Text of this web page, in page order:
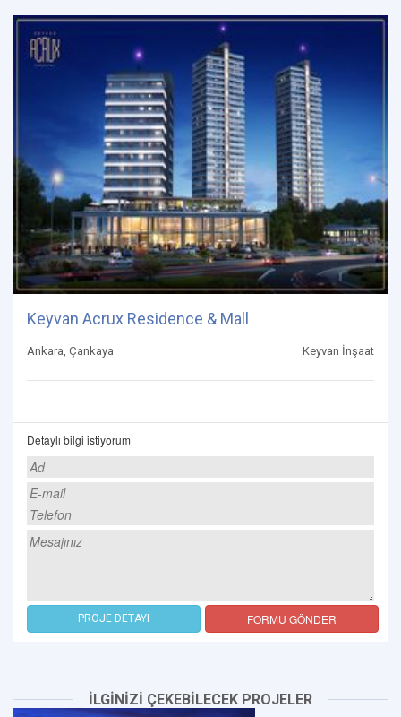
Keyvan Acrux Residence & Mall
Ankara, Çankaya Keyvan İnşaat
Detaylı bilgi istiyorum
PROJE DETAYI FORMU GÖNDER
İLGİNİZİ ÇEKEBİLECEK PROJELER